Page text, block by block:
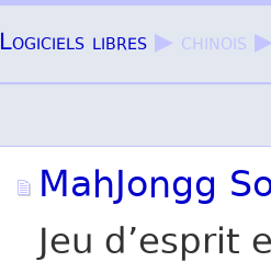
Logiciels libres ▶ chinois
MahJongg
Jeu d’esprit